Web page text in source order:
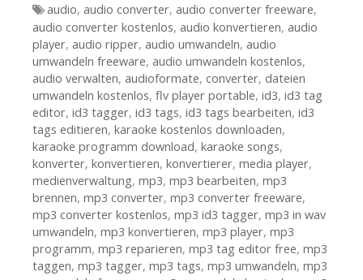
Tags
audio, audio converter, audio converter freeware,
audio converter kostenlos, audio konvertieren, audio
player, audio ripper, audio umwandeln, audio
umwandeln freeware, audio umwandeln kostenlos,
audio verwalten, audioformate, converter, dateien
umwandeln kostenlos, flv player portable, id3, id3 tag
editor, id3 tagger, id3 tags, id3 tags bearbeiten, id3
tags editieren, karaoke kostenlos downloaden,
karaoke programm download, karaoke songs,
konverter, konvertieren, konvertierer, media player,
medienverwaltung, mp3, mp3 bearbeiten, mp3
brennen, mp3 converter, mp3 converter freeware,
mp3 converter kostenlos, mp3 id3 tagger, mp3 in wav
umwandeln, mp3 konvertieren, mp3 player, mp3
programm, mp3 reparieren, mp3 tag editor free, mp3
taggen, mp3 tagger, mp3 tags, mp3 umwandeln, mp3